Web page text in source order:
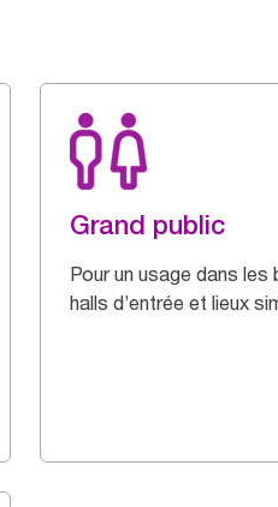
Grand public
Pour un usage dans les
halls d’entrée et lieux